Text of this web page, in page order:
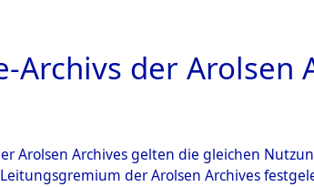
ARCHIVALE ÜBERSICHT BILD
der Arolsen
Arolsen Archives gelten die gleichen
der Arolsen Archives